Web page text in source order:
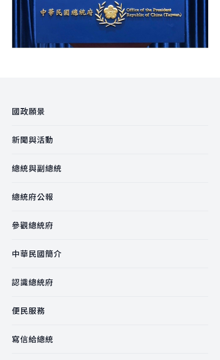
國政願景
新聞與活動
總統與副總統
總統府公報
參觀總統府
中華民國簡介
認識總統府
便民服務
寫信給總統